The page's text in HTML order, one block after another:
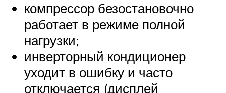
компрессор безостановочно
работает в режиме полной
нагрузки;
инверторный кондиционер
уходит в ошибку и часто
отключается (дисплей